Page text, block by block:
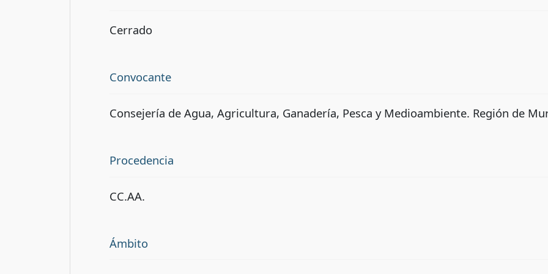
Cerrado
Convocante
Consejería de Agua, Agricultura, Ganadería, Pesca y Medioambiente. Región de
Procedencia
CC.AA.
Ámbito